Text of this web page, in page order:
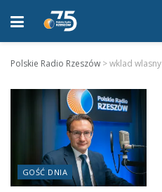
Polskie Radio Rzeszów >wklad wlasny
GOŚĆ DNIA